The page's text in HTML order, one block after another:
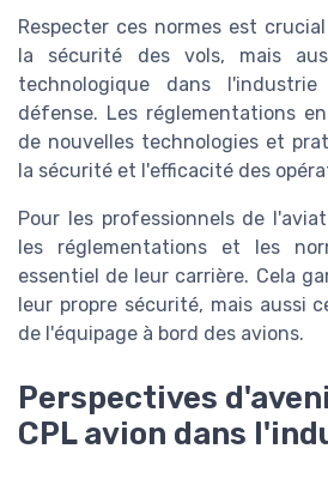
Respecter ces normes est
la sécurité des vols, mais
technologique dans
défense. Les réglementations
de nouvelles technologies et
la sécurité et l'efficacité des
Pour les professionnels de
les réglementations et les
essentiel de leur carrière. Cela
leur propre sécurité, mais aussi
de l'équipage à bord des avions.
Perspectives
CPL avion dans